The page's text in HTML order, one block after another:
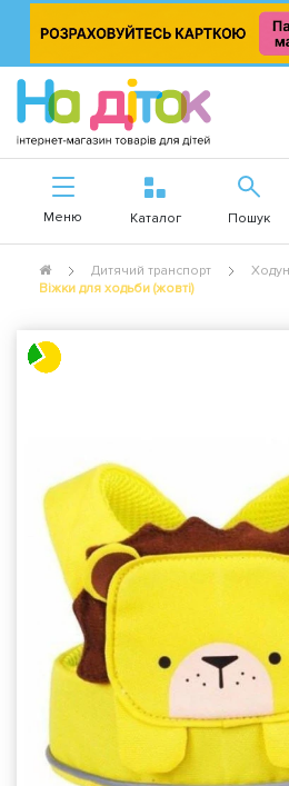
Меню Каталог Пошук
Дитячий транспорт
Віжки для ходьби (жовті)